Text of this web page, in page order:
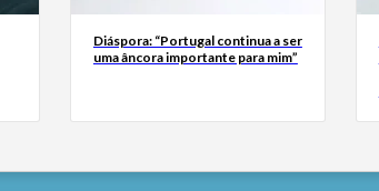
Diáspora: “Portugal continua a ser
uma âncora importante para mim”